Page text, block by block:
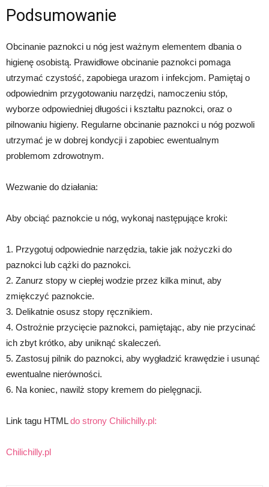
Podsumowanie
Obcinanie paznokci u nóg jest ważnym elementem dbania o
higienę osobistą. Prawidłowe obcinanie paznokci pomaga
utrzymać czystość, zapobiega urazom i infekcjom. Pamiętaj o
odpowiednim przygotowaniu narzędzi, namoczeniu stóp,
wyborze odpowiedniej długości i kształtu paznokci, oraz o
pilnowaniu higieny. Regularne obcinanie paznokci u nóg pozwoli
utrzymać je w dobrej kondycji i zapobiec ewentualnym
problemom zdrowotnym.
Wezwanie do działania:
Aby obciąć paznokcie u nóg, wykonaj następujące kroki:
1. Przygotuj odpowiednie narzędzia, takie jak nożyczki do
paznokci lub cążki do paznokci.
2. Zanurz stopy w ciepłej wodzie przez kilka minut, aby
zmiękczyć paznokcie.
3. Delikatnie osusz stopy ręcznikiem.
4. Ostrożnie przycięcie paznokci, pamiętając, aby nie przycinać
ich zbyt krótko, aby uniknąć skaleczeń.
5. Zastosuj pilnik do paznokci, aby wygładzić krawędzie i usunąć
ewentualne nierówności.
6. Na koniec, nawilż stopy kremem do pielęgnacji.
Link tagu HTMLdo strony Chilichilly.pl:
Chilichilly.pl